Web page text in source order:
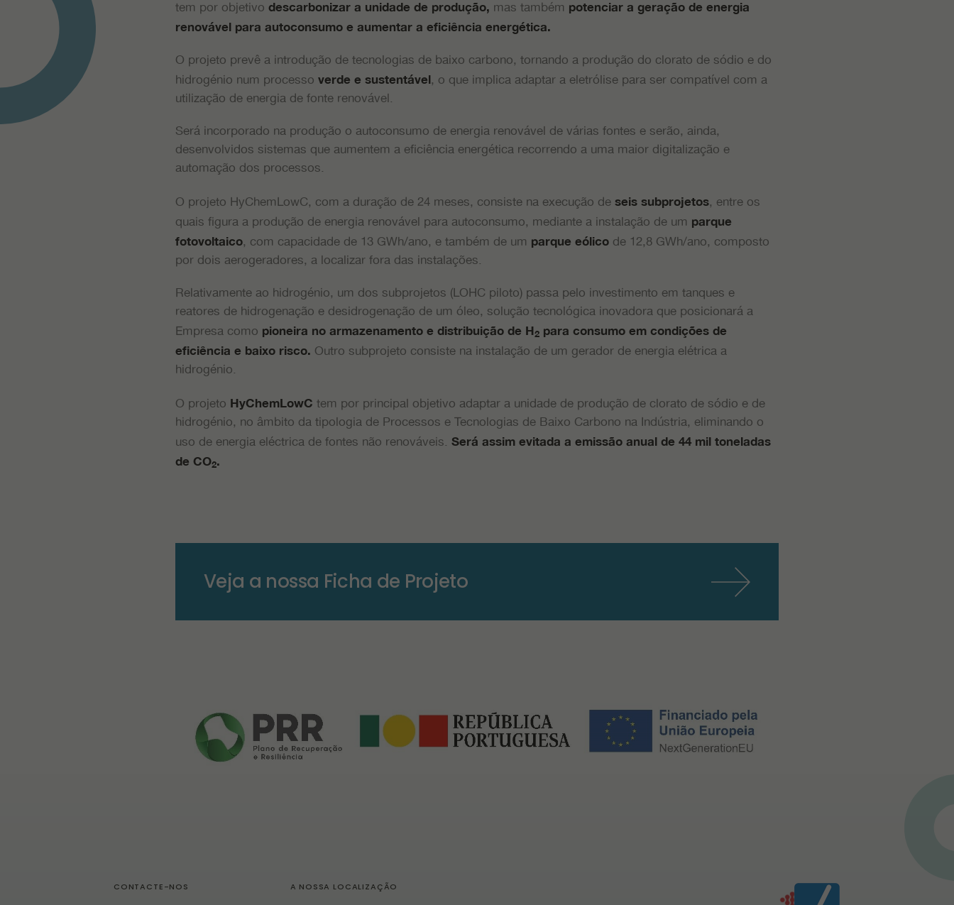
tem por objetivo descarbonizar a unidade de produção, mas também potenciar a geração de energia
renovável para autoconsumo e aumentar a eficiência energética.
O projeto prevê a introdução de tecnologias de baixo carbono, tornando a produção do clorato de sódio e do
hidrogénio num processo verde e sustentável, o que implica adaptar a eletrólise para ser compatível com a
utilização de energia de fonte renovável.
Será incorporado na produção o autoconsumo de energia renovável de várias fontes e serão, ainda,
desenvolvidos sistemas que aumentem a eficiência energética recorrendo a uma maior digitalização e
automação dos processos.
O projeto HyChemLowC, com a duração de 24 meses, consiste na execução de seis subprojetos, entre os
quais figura a produção de energia renovável para autoconsumo, mediante a instalação de um parque
fotovoltaico, com capacidade de 13 GWh/ano, e também de um parque eólico de 12,8 GWh/ano, composto
por dois aerogeradores, a localizar fora das instalações.
Relativamente ao hidrogénio, um dos subprojetos (LOHC piloto) passa pelo investimento em tanques e
reatores de hidrogenação e desidrogenação de um óleo, solução tecnológica inovadora que posicionará a
Empresa como pioneira no armazenamento e distribuição de H2 para consumo em condições de
eficiência e baixo risco. Outro subprojeto consiste na instalação de um gerador de energia elétrica a
hidrogénio.
O projeto HyChemLowC tem por principal objetivo adaptar a unidade de produção de clorato de sódio e de
hidrogénio, no âmbito da tipologia de Processos e Tecnologias de Baixo Carbono na Indústria, eliminando o
uso de energia eléctrica de fontes não renováveis. Será assim evitada a emissão anual de 44 mil toneladas
de CO2.
Veja a nossa Ficha de Projeto
CONTACTE-NOS A NOSSA LOCALIZAÇÃO